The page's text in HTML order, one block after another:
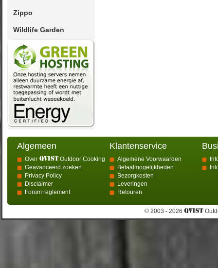
Zippo
Wildlife Garden
Algemeen
Over
Outdoor Cooking
Geavanceerd zoeken
Privacy Policy
Disclaimer
Forum reglement
Klantenservice
Algemene Voorwaarden
Betaalmogelijkheden
Bezorgkosten
Leveringen
Retouren
© 2003 - 2026